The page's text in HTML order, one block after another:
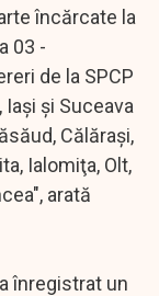
încărcate la
03 -
de la SPCP
şi Suceava
Călăraşi,
Ialomiţa, Olt,
arată
înregistrat un